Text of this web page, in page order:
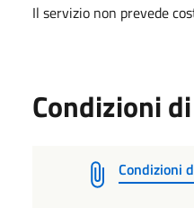
Il servizio non prevede
Condizioni
Condizioni